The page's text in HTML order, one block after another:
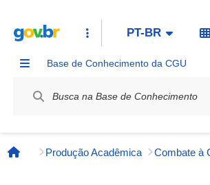
PT-BR
Base de Conhecimento da CGU
Página inicial
Produção Acadêmica Combate à